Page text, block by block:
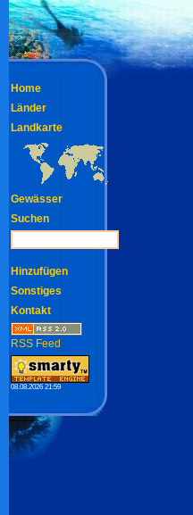
Home
Länder
Landkarte
Gewässer
Suchen
Hinzufügen
Sonstiges
Kontakt
RSS Feed
08.08.2026 21:59